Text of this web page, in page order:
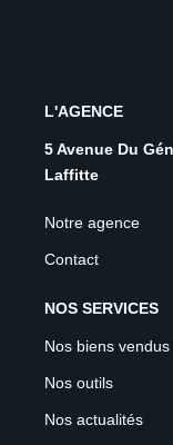
L'AGENCE
5 Avenue Du
Laffitte
Notre agence
Contact
NOS SERVICES
Nos biens vendus
Nos outils
Nos actualités